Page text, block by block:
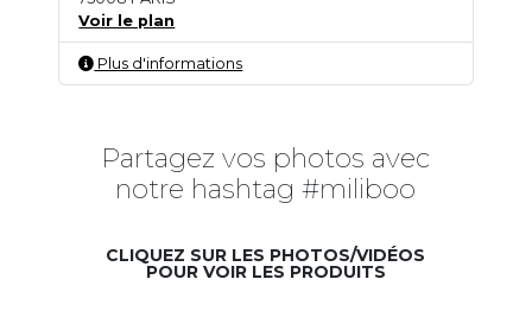
Voir le plan
Plus d'informations
Partagez vos photos avec
notre hashtag #miliboo
CLIQUEZ SUR LES PHOTOS/VIDÉOS
POUR VOIR LES PRODUITS